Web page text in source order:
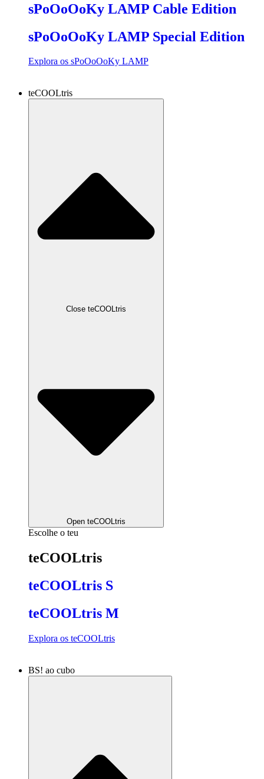
sPoOoOoKy LAMP Cable Edition
sPoOoOoKy LAMP Special Edition
Explora os sPoOoOoKy LAMP
teCOOLtris
Close teCOOLtris
Open teCOOLtris
Escolhe o teu
teCOOLtris
teCOOLtris S
teCOOLtris M
Explora os teCOOLtris
BS! ao cubo